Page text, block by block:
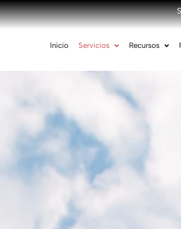
Inicio Servicios Recursos